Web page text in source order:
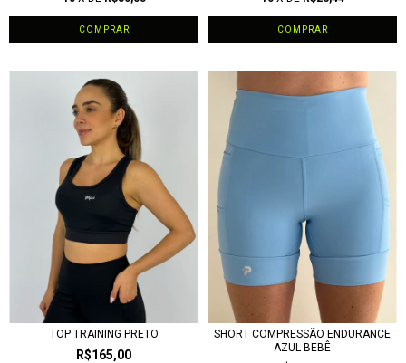
COMPRAR COMPRAR
TOP TRAINING PRETO
R$165,00
SHORT COMPRESSÃO ENDURANCE
AZUL BEBÊ